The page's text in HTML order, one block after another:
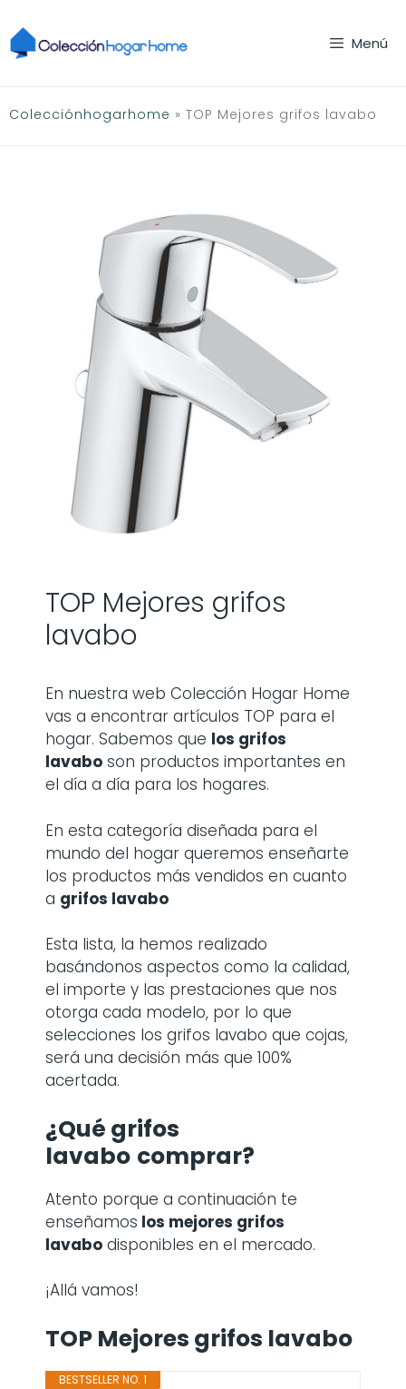
al
contenido
Menú
Colecciónhogarhome » TOP Mejores grifos lavabo
TOP Mejores grifos
lavabo
En nuestra web Colección Hogar Home
vas a encontrar artículos TOP para el
hogar. Sabemos que los grifos
lavabo son productos importantes en
el día a día para los hogares.
En esta categoría diseñada para el
mundo del hogar queremos enseñarte
los productos más vendidos en cuanto
a grifos lavabo
Esta lista, la hemos realizado
basándonos aspectos como la calidad,
el importe y las prestaciones que nos
otorga cada modelo, por lo que
selecciones los grifos lavabo que cojas,
será una decisión más que 100%
acertada.
¿Qué grifos
lavabo comprar?
Atento porque a continuación te
enseñamos los mejores grifos
lavabo disponibles en el mercado.
¡Allá vamos!
TOP Mejores grifos lavabo
BESTSELLER NO. 1